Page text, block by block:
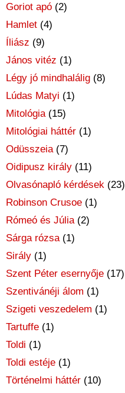
Goriot apó (2)
Hamlet (4)
Íliász (9)
János vitéz (1)
Légy jó mindhalálig (8)
Lúdas Matyi (1)
Mitológia(15)
Mitológiai háttér (1)
Odüsszeia(7)
Oidipusz király (11)
Olvasónapló kérdések (23)
Robinson Crusoe (1)
Rómeó és Júlia(2)
Sárga rózsa(1)
Sirály (1)
Szent Péter esernyője (17)
Szentivánéji álom (1)
Szigeti veszedelem (1)
Tartuffe (1)
Toldi (1)
Toldi estéje (1)
Történelmi háttér (10)